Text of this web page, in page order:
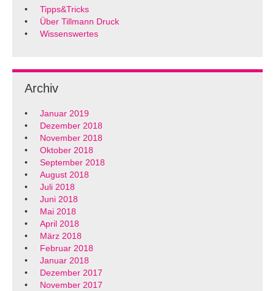
Tipps&Tricks
Über Tillmann Druck
Wissenswertes
Archiv
Januar 2019
Dezember 2018
November 2018
Oktober 2018
September 2018
August 2018
Juli 2018
Juni 2018
Mai 2018
April 2018
März 2018
Februar 2018
Januar 2018
Dezember 2017
November 2017